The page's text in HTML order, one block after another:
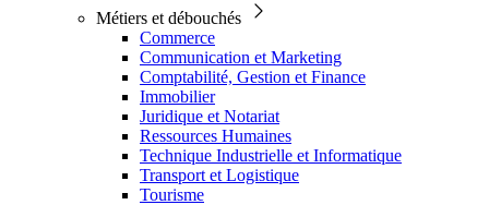
Métiers et débouchés
Commerce
Communication et Marketing
Comptabilité, Gestion et Finance
Immobilier
Juridique et Notariat
Ressources Humaines
Technique Industrielle et Informatique
Transport et Logistique
Tourisme